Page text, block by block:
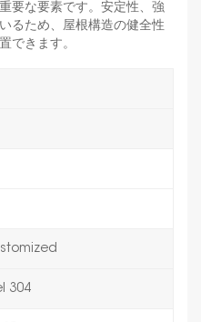
要な要素です。安定性、強
るため、屋根構造の健全性
できます。
304